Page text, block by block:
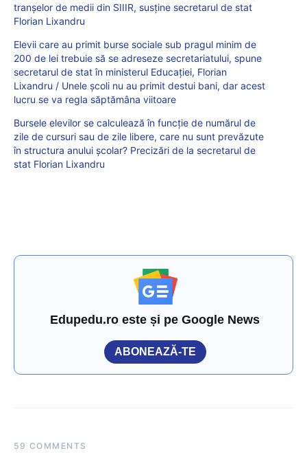
tranșelor de medii din SIIIR, susține secretarul de stat
Florian Lixandru
Elevii care au primit burse sociale sub pragul minim de
200 de lei trebuie să se adreseze secretariatului, spune
secretarul de stat în ministerul Educației, Florian
Lixandru / Unele școli nu au primit destui bani, dar acest
lucru se va regla săptămâna viitoare
Bursele elevilor se calculează în funcție de numărul de
zile de cursuri sau de zile libere, care nu sunt prevăzute
în structura anului școlar? Precizări de la secretarul de
stat Florian Lixandru
Edupedu.ro este și pe Google News
ABONEAZĂ-TE
59 COMMENTS